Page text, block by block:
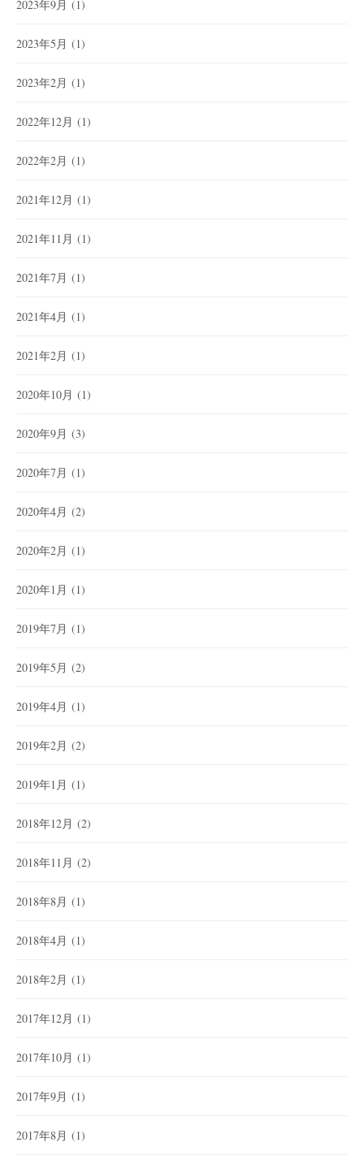
2023年9月 (1)
2023年5月 (1)
2023年2月 (1)
2022年12月 (1)
2022年2月 (1)
2021年12月 (1)
2021年11月 (1)
2021年7月 (1)
2021年4月 (1)
2021年2月 (1)
2020年10月 (1)
2020年9月 (3)
2020年7月 (1)
2020年4月 (2)
2020年2月 (1)
2020年1月 (1)
2019年7月 (1)
2019年5月 (2)
2019年4月 (1)
2019年2月 (2)
2019年1月 (1)
2018年12月 (2)
2018年11月 (2)
2018年8月 (1)
2018年4月 (1)
2018年2月 (1)
2017年12月 (1)
2017年10月 (1)
2017年9月 (1)
2017年8月 (1)